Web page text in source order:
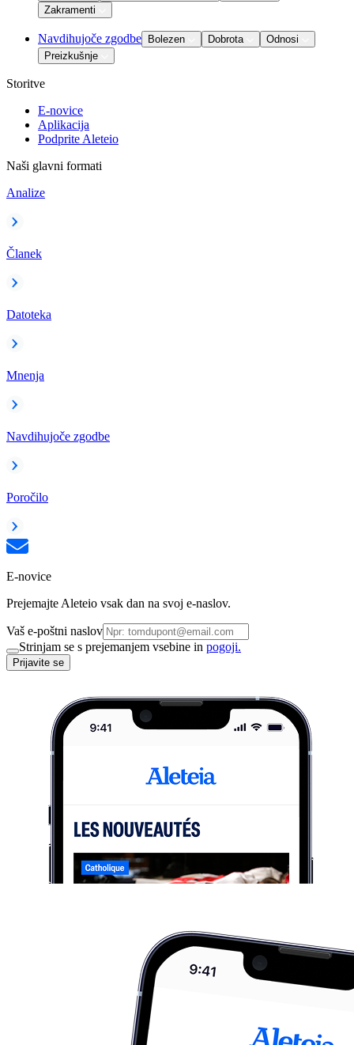
Zakramenti
Navdihujoče zgodbe Bolezen Dobrota
Odnosi
Preizkušnje
Storitve
E-novice
Aplikacija
Podprite Aleteio
Naši glavni formati
Analize
Članek
Datoteka
Mnenja
Navdihujoče zgodbe
Poročilo
E-novice
Prejemajte Aleteio vsak dan na svoj e-naslov.
Vaš e-poštni naslov
Strinjam se s prejemanjem vsebine in pogoji.
Prijavite se